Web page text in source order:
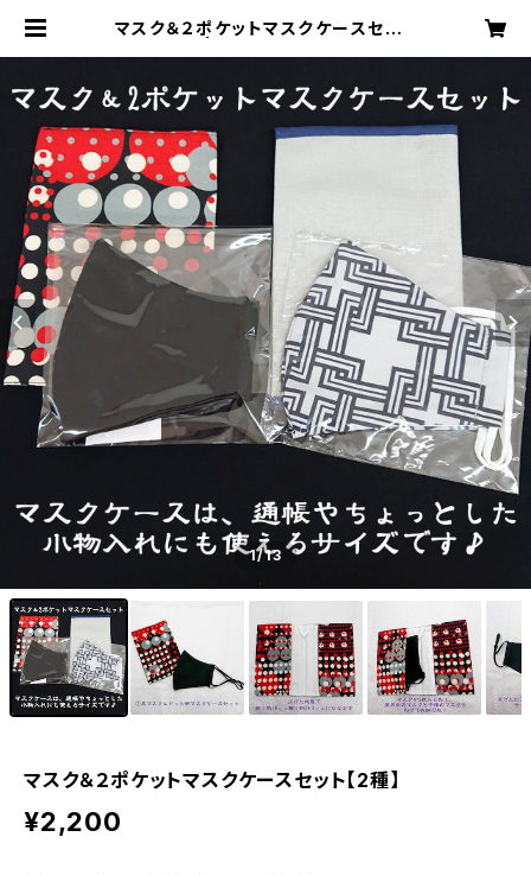
マスク＆２ポケットマスクケースセット
1/13
マスク＆２ポケットマスクケースセット【2種】
¥2,200